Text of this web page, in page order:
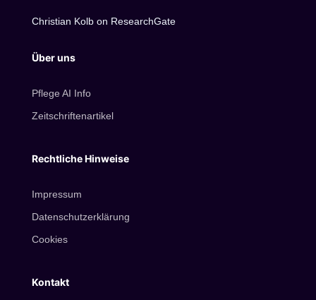
Christian Kolb on ResearchGate
Über uns
Pflege AI Info
Zeitschriftenartikel
Rechtliche Hinweise
Impressum
Datenschutzerklärung
Cookies
Kontakt